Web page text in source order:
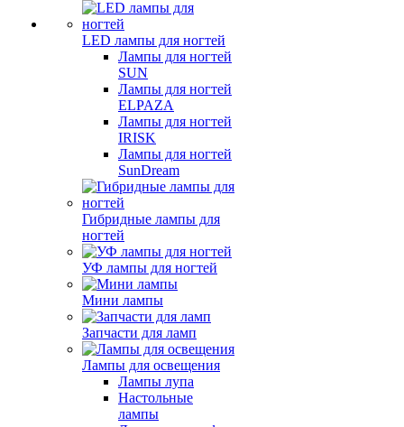
LED лампы для ногтей
Лампы для ногтей
SUN
Лампы для ногтей
ELPAZA
Лампы для ногтей
IRISK
Лампы для ногтей
SunDream
Гибридные лампы для
ногтей
УФ лампы для ногтей
Мини лампы
Запчасти для ламп
Лампы для освещения
Лампы лупа
Настольные
лампы